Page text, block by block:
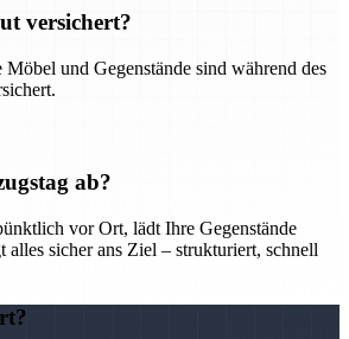
versichert?
und Gegenstände sind während des
ab?
vor Ort, lädt Ihre Gegenstände
alles sicher ans Ziel – strukturiert, schnell